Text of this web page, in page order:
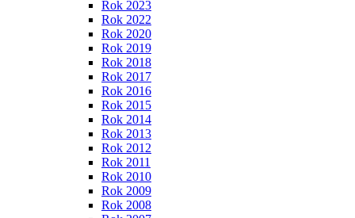
Rok 2023
Rok 2022
Rok 2020
Rok 2019
Rok 2018
Rok 2017
Rok 2016
Rok 2015
Rok 2014
Rok 2013
Rok 2012
Rok 2011
Rok 2010
Rok 2009
Rok 2008